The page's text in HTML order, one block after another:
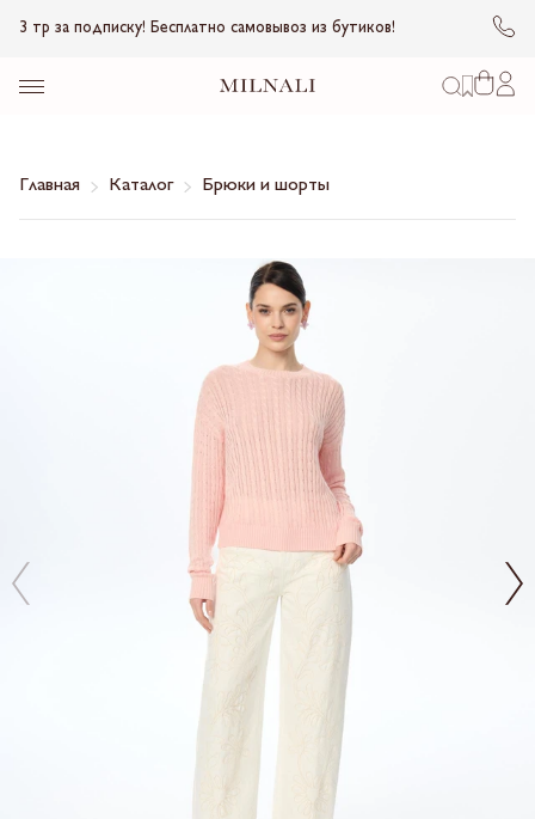
3 тр за подписку! Бесплатно самовывоз из бутиков!
Главная Каталог Брюки и шорты